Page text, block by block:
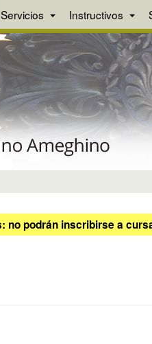
Servicios Instructivos
podrán inscribirse a